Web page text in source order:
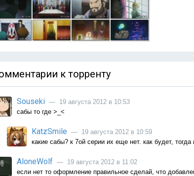
к торренту
Souseki — 19 августа 2012 в 10:53
сабы то где >_<
KatzSmile — 19 августа 2012 в 10:59
какие сабы? к 7ой серии их еще нет. как будет,
AloneWolf — 19 августа 2012 в 11:02
если нет то оформление правильное сделай, что